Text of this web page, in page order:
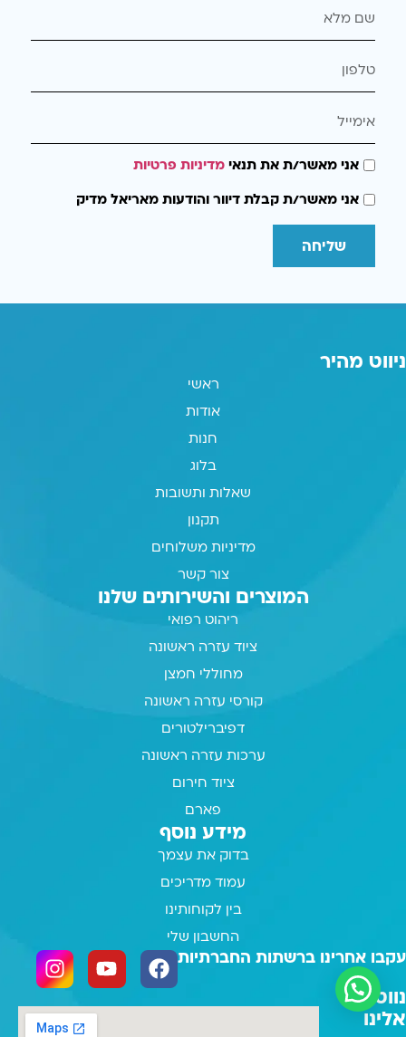
אני מאשר/ת את תנאימדיניות פרטיות
אני מאשר/ת קבלת דיוור והודעות מאריאל מדיק
שליחה
ניווט מהיר
ראשי
אודות
חנות
בלוג
שאלות ותשובות
תקנון
מדיניות משלוחים
צור קשר
המוצרים והשירותים שלנו
ריהוט רפואי
ציוד עזרה ראשונה
מחוללי חמצן
קורסי עזרה ראשונה
דפיברילטורים
ערכות עזרה ראשונה
ציוד חירום
פארם
מידע נוסף
בדוק את עצמך
עמוד מדריכים
בין לקוחותינו
החשבון שלי
עקבו אחרינו ברשתות החברתיות
נווטו
אלינו